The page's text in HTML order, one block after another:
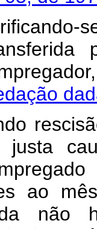
se
justa
ao
não